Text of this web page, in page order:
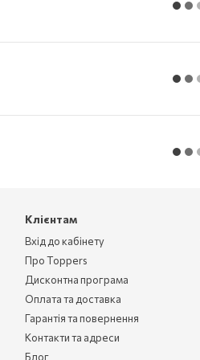
Клієнтам
Вхід до кабінету
Про Toppers
Дисконтна програма
Оплата та доставка
Гарантія та повернення
Контакти та адреси
Блог